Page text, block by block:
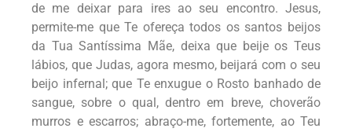
de me deixar para ires ao seu encontro. Jesus,
permite-me que Te ofereça todos os santos beijos
da Tua Santíssima Mãe, deixa que beije os Teus
lábios, que Judas, agora mesmo, beijará com o seu
beijo infernal; que Te enxugue o Rosto banhado de
sangue, sobre o qual, dentro em breve, choverão
murros e escarros; abraço-me, fortemente, ao Teu